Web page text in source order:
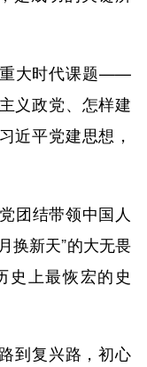
重大时代课题——
义政党、怎样建
近平党建思想，
团结带领中国人
换新天”的大无畏
史上最恢宏的史
到复兴路，初心